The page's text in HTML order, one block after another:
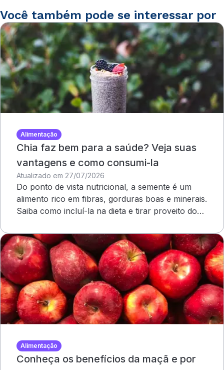
Você também pode se interessar por
Alimentação
Chia faz bem para a saúde? Veja suas
vantagens e como consumi-la
Atualizado em 27/07/2026
Do ponto de vista nutricional, a semente é um
alimento rico em fibras, gorduras boas e minerais.
Saiba como incluí-la na dieta e tirar proveito dos
Alimentação
Conheça os benefícios da maçã e por